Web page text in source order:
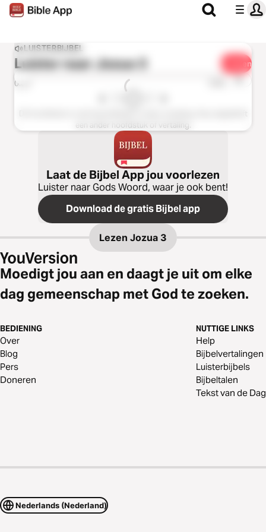
LUISTERBIJBEL
Luister naarJozua 3 Delen
0:00 1x
een ander hoofdstuk of vertaling.
Laat de Bijbel App jou voorlezen
Luister naar Gods Woord, waar je ook bent!
Download de gratis Bijbel app
Lezen Jozua 3
Moedigt jou aan en daagt je uit om elke
dag gemeenschap met God te zoeken.
BEDIENING
Over
Blog
Pers
Doneren
NUTTIGE LINKS
Help
Bijbelvertalingen
Luisterbijbels
Bijbeltalen
Tekst van de Dag
Nederlands (Nederland)